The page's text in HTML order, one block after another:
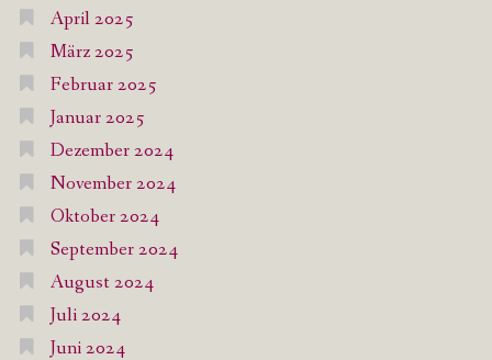
April 2025
März 2025
Februar 2025
Januar 2025
Dezember 2024
November 2024
Oktober 2024
September 2024
August 2024
Juli 2024
Juni 2024